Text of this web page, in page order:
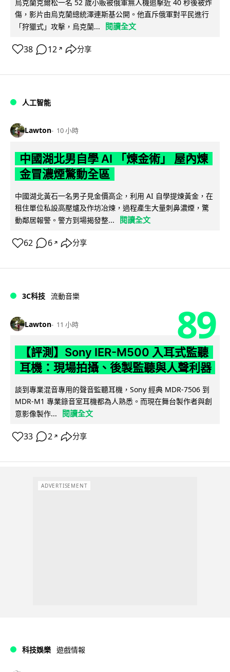
烏克蘭克爾松一名 52 歲小販被俄軍無人機追擊近 40 秒後被炸
傷，影片由烏克蘭總統澤連斯基公開。他直斥俄軍對平民進行
「狩獵式」攻擊，烏克蘭...
閱讀全文
38 12 ↗ 分享
人工智能
Lawton 10 小時
中國湖北男自學 AI 「煉金術」 屋內煉
金冒濃煙驚動全區
中國湖北黃石一名男子見金價高企，利用 AI 自學提煉黃金，在
租住單位私設高壓爐及作坊冶煉，過程產生大量刺鼻濃煙，驚
動鄰居報警。警方到場揭發整...
閱讀全文
62 6 ↗ 分享
3C科技 流動音樂
Lawton 11 小時 89
【評測】Sony IER-M500 入耳式監聽
耳機：現場拍攝、後製監聽與人聲利器
談到專業混音專用的聲音監聽耳機，Sony 經典 MDR-7506 到
MDR-M1 專業錄音室耳機都為人熟悉。而現在舞台製作者與創
意影像製作...
閱讀全文
33 2 ↗ 分享
ADVERTISEMENT
科技娛樂 遊戲情報